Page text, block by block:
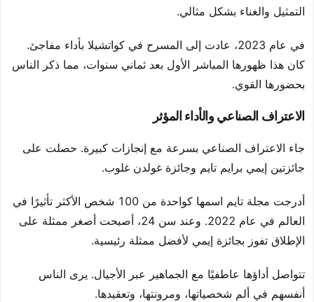
التمثيل والغناء بشكل مثالي.
في عام 2023، عادت إلى المسرح في كواتشيلا بأداء مفاجئ.
كان هذا ظهورها المباشر الأول بعد ثماني سنوات، مما ذكر الناس
بحضورها القوي.
الاعتراف الصناعي والأداء المؤثر
جاء الاعتراف الصناعي بسرعة مع إنجازات كبيرة. حصلت على
جائزتين إيمي برايم تايم وجائزة غولدن غلوب.
أدرجت مجلة تايم اسمها كواحدة من 100 شخص الأكثر تأثيرًا في
العالم في عام 2022. وعند سن 24، أصبحت أصغر ممثلة على
الإطلاق تفوز بجائزة إيمي لأفضل ممثلة رئيسية.
تتواصل أداؤها عاطفيًا مع الجماهير عبر الأجيال. يرى الناس
أنفسهم في ألم شخصياتها، ومرونتها، وتعقيدها.